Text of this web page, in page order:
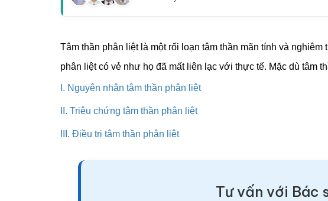
Tâm thần phân liệt là một rối loạn tâm thần mãn tính và
phân liệt có vẻ như họ đã mất liên lạc với thực tế. Mặc dù tâm
I. Nguyên nhân tâm thần phân liệt
II. Triệu chứng tâm thần phân liệt
III. Điều trị tâm thần phân liệt
Tư vấn với Bác